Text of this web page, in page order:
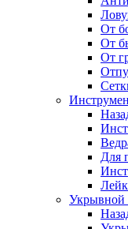
От
От
От
Для
Укрывной